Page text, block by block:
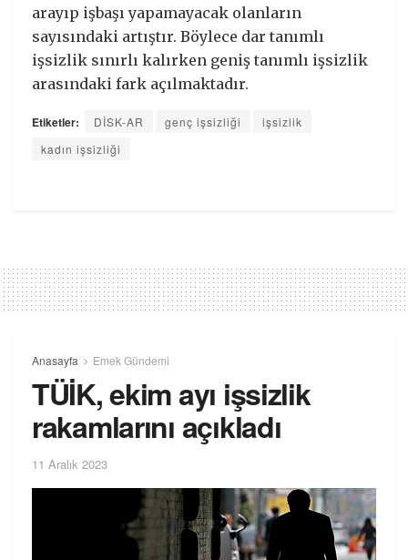
arayıp işbaşı yapamayacak olanların
sayısındaki artıştır. Böylece dar tanımlı
işsizlik sınırlı kalırken geniş tanımlı işsizlik
arasındaki fark açılmaktadır.
Etiketler: DİSK-AR genç işsizliği
işsizlik
kadın işsizliği
Anasayfa Emek Gündemi
TÜİK, ekim ayı işsizlik
rakamlarını açıkladı
11 Aralık 2023